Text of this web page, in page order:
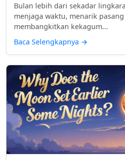
Bulan lebih dari sekadar
menjaga waktu, menarik
membangkitkan kekagum...
Baca Selengkapnya →